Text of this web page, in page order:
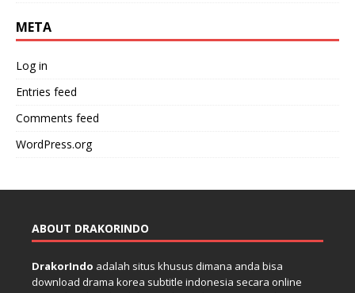
META
Log in
Entries feed
Comments feed
WordPress.org
ABOUT DRAKORINDO
DrakorIndo adalah situs khusus dimana anda bisa
download drama korea subtitle indonesia secara online